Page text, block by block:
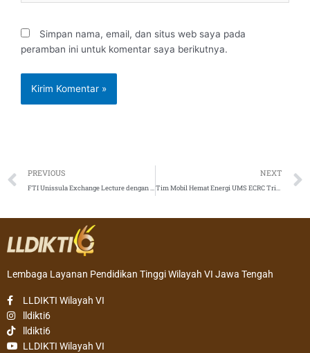
Simpan nama, email, dan situs web saya pada
peramban ini untuk komentar saya berikutnya.
Prev
PREVIOUS
FTI Unissula Exchange Lecture dengan San Pedro Filipina
NEXT
Tim Mobil Hemat Energi UMS ECRC Trisula Raih Juara 2 Kontes Mobil Hemat Energi 2020
Lembaga Layanan Pendidikan Tinggi Wilayah VI Jawa Tengah
LLDIKTI Wilayah VI
lldikti6
lldikti6
LLDIKTI Wilayah VI